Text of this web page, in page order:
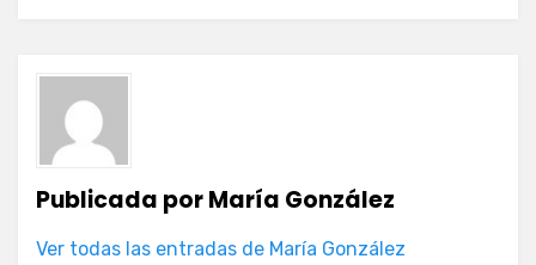
Publicada porMaría González
Ver todas las entradas de María González